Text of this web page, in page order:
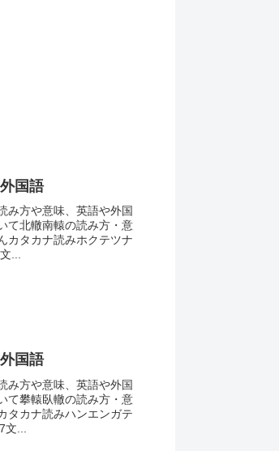
国語
み方や意味、英語や外国
て北轍南轅の読み方・意
カタカナ読みホクテツナ
...
国語
み方や意味、英語や外国
て攀轅臥轍の読み方・意
タカナ読みハンエンガテ
...